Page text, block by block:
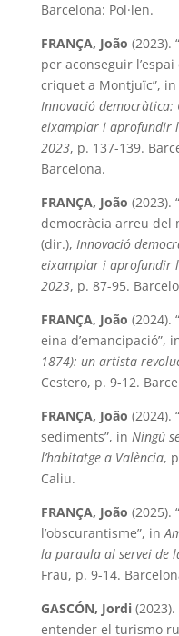
Barcelona: Pol·len.
FRANÇA, João (2023).
per aconseguir
criquet a Montjuïc”, in
Innovació
eixamplar i aprofundir
2023, p. 137-139.
Barcelona.
FRANÇA, João (2023).
democràcia arreu del
(dir.), Innovació
eixamplar i aprofundir
2023, p. 87-95.
FRANÇA, João (2024).
eina d’emancipació”,
1874): un artista
Cestero, p. 9-12.
FRANÇA, João (2024).
sediments”, in Ningú
l’habitatge a València,
Caliu.
FRANÇA, João (2025).
l’obscurantisme”, in
la paraula al servei de
Frau, p. 9-14.
GASCÓN, Jordi(2023).
entender el turismo